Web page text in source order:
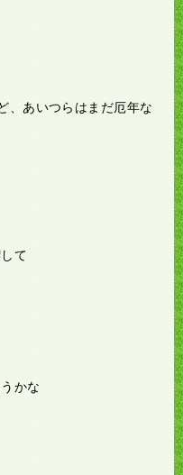
、あいつらはまだ厄年な
て
かな